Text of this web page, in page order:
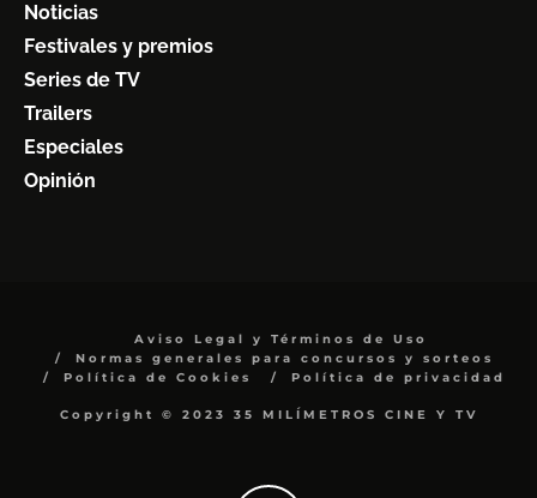
Noticias
Festivales y premios
Series de TV
Trailers
Especiales
Opinión
Aviso Legal y Términos de Uso
Normas generales para concursos y sorteos
Política de Cookies
Política de privacidad
Copyright © 2023 35 MILÍMETROS CINE Y TV